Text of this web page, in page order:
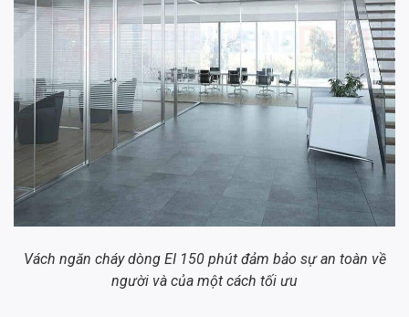
Vách ngăn cháy dòng EI 150 phút đảm bảo sự an toàn về
người và của một cách tối ưu